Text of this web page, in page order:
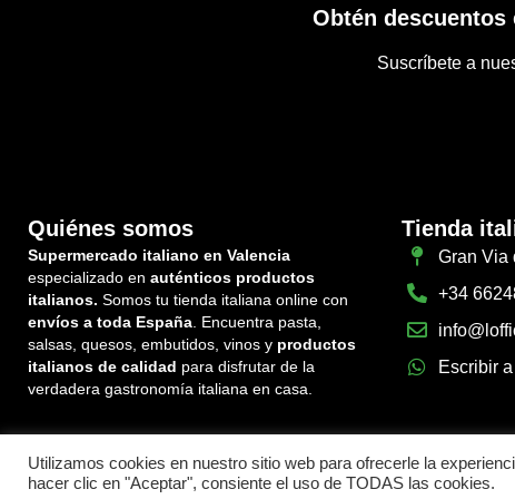
Obtén descuentos
Suscríbete a
Quiénes somos
Supermercado italiano en Valencia
especializado en auténticos productos
italianos. Somos tu tienda italiana online con
envíos a toda España . Encuentra pasta,
salsas, quesos, embutidos, vinos y productos
italianos de calidad para disfrutar de la
verdadera gastronomía italiana en casa.
Tienda
Gran Via
+34
Escribir
Política de devoluciones y reembolsos
Utilizamos cookies en nuestro sitio web para ofrecerle la
hacer clic en "Aceptar", consiente el uso de TODAS las cookies.